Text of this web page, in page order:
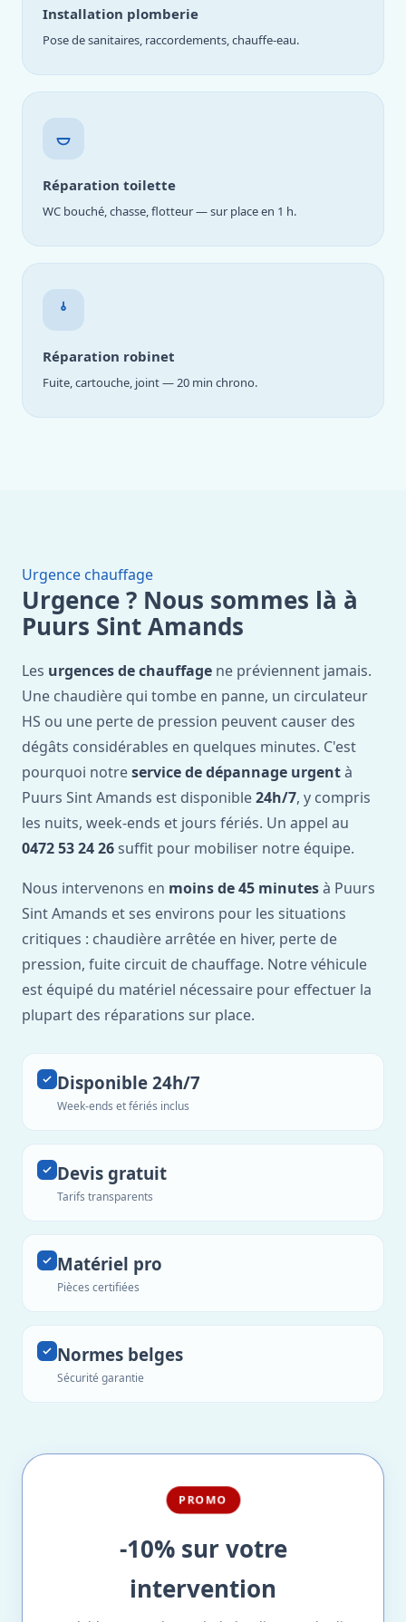
Installation plomberie
Pose de sanitaires, raccordements, chauffe-eau.
Réparation toilette
WC bouché, chasse, flotteur — sur place en 1 h.
Réparation robinet
Fuite, cartouche, joint — 20 min chrono.
Urgence chauffage
Urgence ? Nous sommes là à
Puurs Sint Amands
Les urgences de chauffage ne préviennent jamais.
Une chaudière qui tombe en panne, un circulateur
HS ou une perte de pression peuvent causer des
dégâts considérables en quelques minutes. C'est
pourquoi notreservice de dépannage urgentà
Puurs Sint Amands est disponible24h/7, y compris
les nuits, week-ends et jours fériés. Un appel au
0472 53 24 26 suffit pour mobiliser notre équipe.
Nous intervenons en moins de 45 minutesà Puurs
Sint Amands et ses environs pour les situations
critiques : chaudière arrêtée en hiver, perte de
pression, fuite circuit de chauffage. Notre véhicule
est équipé du matériel nécessaire pour effectuer la
plupart des réparations sur place.
Disponible 24h/7
Week-ends et fériés inclus
Devis gratuit
Tarifs transparents
Matériel pro
Pièces certifiées
Normes belges
Sécurité garantie
PROMO
-10% sur votre
intervention